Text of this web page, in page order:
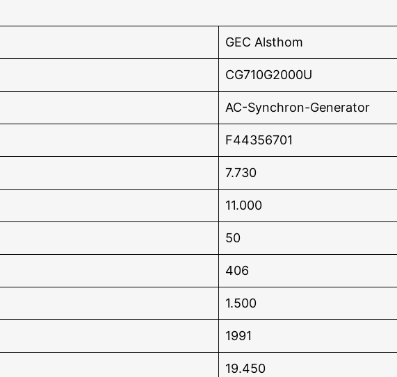
GEC Alsthom
CG710G2000U
AC-Synchron-Generator
F44356701
7.730
11.000
50
406
1.500
1991
19.450